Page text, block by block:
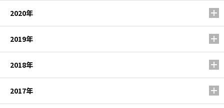
2020年
2019年
2018年
2017年